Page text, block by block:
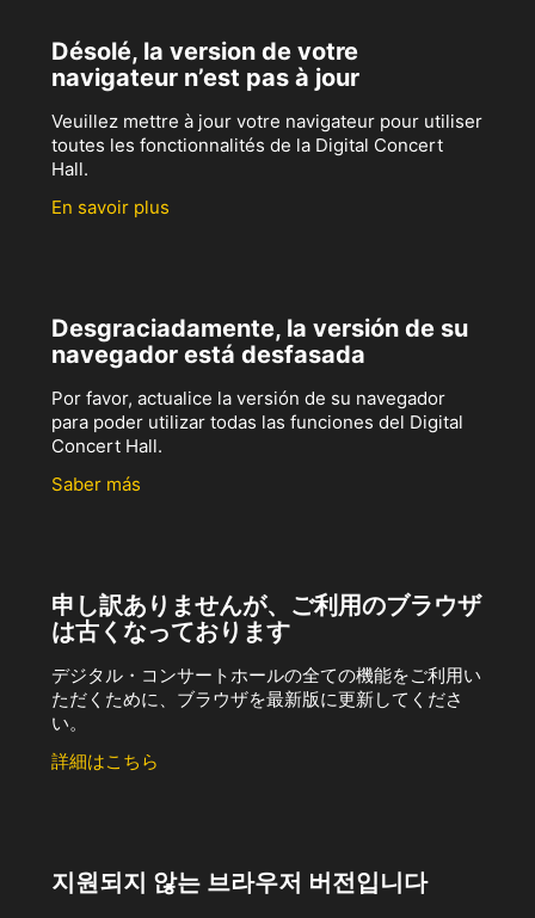
Désolé, la version de votre
navigateur n’est pas à jour
Veuillez mettre à jour votre navigateur pour utiliser
toutes les fonctionnalités de la Digital Concert
Hall.
En savoir plus
Desgraciadamente, la versión de su
navegador está desfasada
Por favor, actualice la versión de su navegador
para poder utilizar todas las funciones del Digital
Concert Hall.
Saber más
申し訳ありませんが、ご利用のブラウザ
は古くなっております
デジタル・コンサートホールの全ての機能をご利用い
ただくために、ブラウザを最新版に更新してくださ
い。
詳細はこちら
지원되지 않는 브라우저 버전입니다